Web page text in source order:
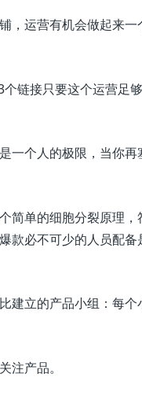
，运营有机会做起来一
链接只要这个运营足
一个人的极限，当你再
简单的细胞分裂原理
款必不可少的人员配备
建立的产品小组：每
注产品。